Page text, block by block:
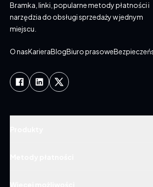
Bramka, linki, popularne metody płatności i
narzędzia do obsługi sprzedaży w jednym
miejscu.
O nasKarieraBlogBiuro prasowe